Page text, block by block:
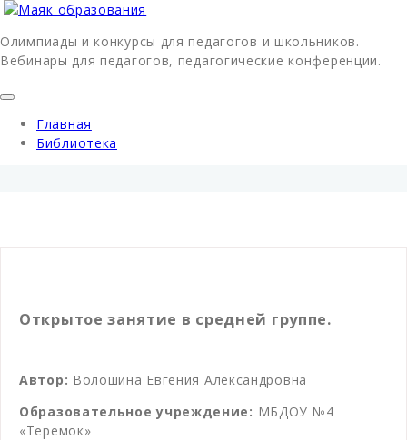
Олимпиады и конкурсы для педагогов и школьников.
Вебинары для педагогов, педагогические конференции.
Главная
Библиотека
Открытое занятие в средней группе.
Автор: Волошина Евгения Александровна
Образовательное учреждение: МБДОУ №4
«Теремок»